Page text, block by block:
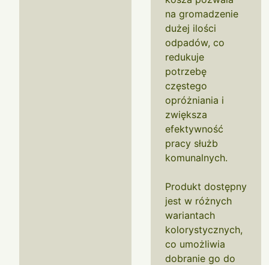
na gromadzenie
dużej ilości
odpadów, co
redukuje
potrzebę
częstego
opróżniania i
zwiększa
efektywność
pracy służb
komunalnych.
Produkt dostępny
jest w różnych
wariantach
kolorystycznych,
co umożliwia
dobranie go do